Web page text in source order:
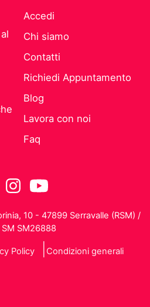
Accedi
Chi siamo
Contatti
Richiedi Appuntamento
Blog
Lavora con noi
Faq
10 - 47899 Serravalle (RSM) /
SM SM26888
Policy Condizioni generali